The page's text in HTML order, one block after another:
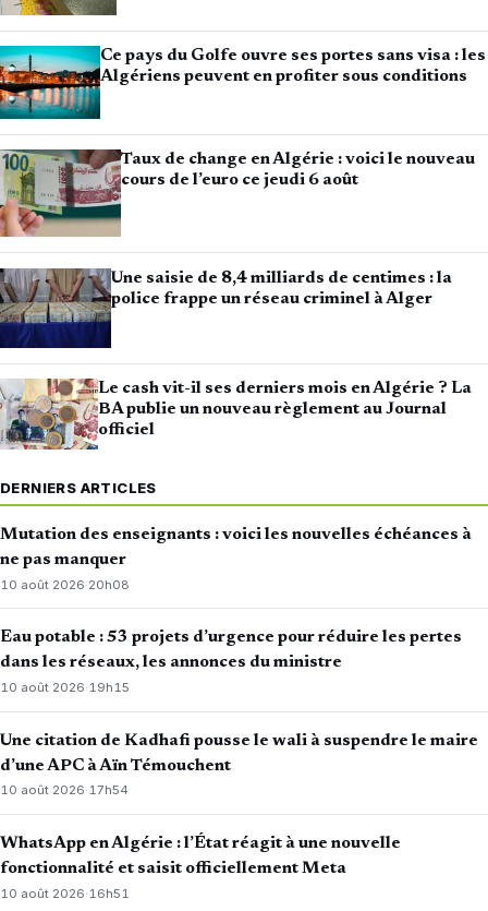
Ce pays du Golfe ouvre ses portes sans visa : les
Algériens peuvent en profiter sous conditions
Taux de change en Algérie : voici le nouveau
cours de l’euro ce jeudi 6 août
Une saisie de 8,4 milliards de centimes : la
police frappe un réseau criminel à Alger
Le cash vit-il ses derniers mois en Algérie ? La
BA publie un nouveau règlement au Journal
officiel
DERNIERS ARTICLES
Mutation des enseignants : voici les nouvelles échéances à
ne pas manquer
10 août 2026·20h08
Eau potable : 53 projets d’urgence pour réduire les pertes
dans les réseaux, les annonces du ministre
10 août 2026·19h15
Une citation de Kadhafi pousse le wali à suspendre le maire
d’une APC à Aïn Témouchent
10 août 2026·17h54
WhatsApp en Algérie : l’État réagit à une nouvelle
fonctionnalité et saisit officiellement Meta
10 août 2026· 16h51